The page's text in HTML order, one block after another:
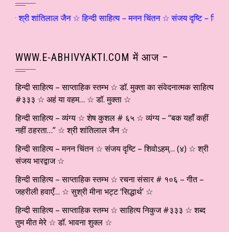
☆ हिन्दी साहित्य – मनन चिंतन ☆ संजय दृष्टि – शिवोऽहम्… (४)
WWW.E-ABHIVYAKTI.COM में आज –
हिन्दी साहित्य – साप्ताहिक स्तम्भ ☆ डॉ. मुक्ता का संवेदनात्मक साहित्य
#३३३ ☆ अहं या वहम… ☆ डॉ. मुक्ता ☆
हिन्दी साहित्य – व्यंग्य ☆ शेष कुशल # ६५ ☆ व्यंग्य – “बक यहाँ कहीं
नहीं ठहरता…” ☆ श्री शांतिलाल जैन ☆
हिन्दी साहित्य – मनन चिंतन ☆ संजय दृष्टि – शिवोऽहम्… (४) ☆ श्री
संजय भारद्वाज ☆
हिन्दी साहित्य – साप्ताहिक स्तम्भ ☆ रचना संसार # १०६ – गीत –
जहरीली हवाएँ… ☆ सुश्री मीना भट्ट ‘सिद्धार्थ’ ☆
हिन्दी साहित्य – साप्ताहिक स्तम्भ ☆ साहित्य निकुज #३३३ ☆ शब्द
तुम मीत मेरे ☆ डॉ. भावना शुक्ल ☆